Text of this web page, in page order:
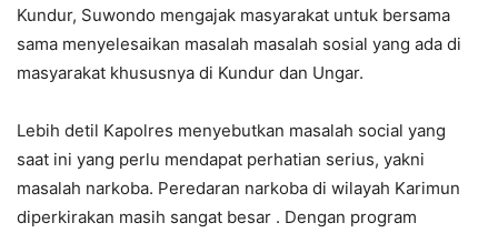
Kundur, Suwondo mengajak masyarakat untuk bersama
sama menyelesaikan masalah masalah sosial yang ada di
masyarakat khususnya di Kundur dan Ungar.
Lebih detil Kapolres menyebutkan masalah social yang
saat ini yang perlu mendapat perhatian serius, yakni
masalah narkoba. Peredaran narkoba di wilayah Karimun
diperkirakan masih sangat besar . Dengan program